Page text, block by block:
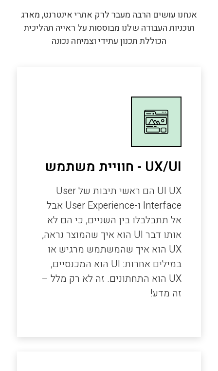
אנחנו עושים הרבה מעבר לרק אתרי אינטרנט, מארג
תוכניות העבודה שלנו מבוססות על ראייה תהליכית
הכוללת תכנון עתידי וצמיחה נכונה
UX/UI - חוויית משתמש
UI UX הם ראשי תיבות של User
Interface ו-User Experience אבל
אל תתבלבלו בין השניים, כי הם לא
אותו דבר UI הוא איך שהמוצר נראה,
UX הוא איך שהמשתמש מרגיש או
במילים אחרות: UI הוא המכנסיים,
UX הוא התחתונים. זה לא רק מלל –
זה מדע!